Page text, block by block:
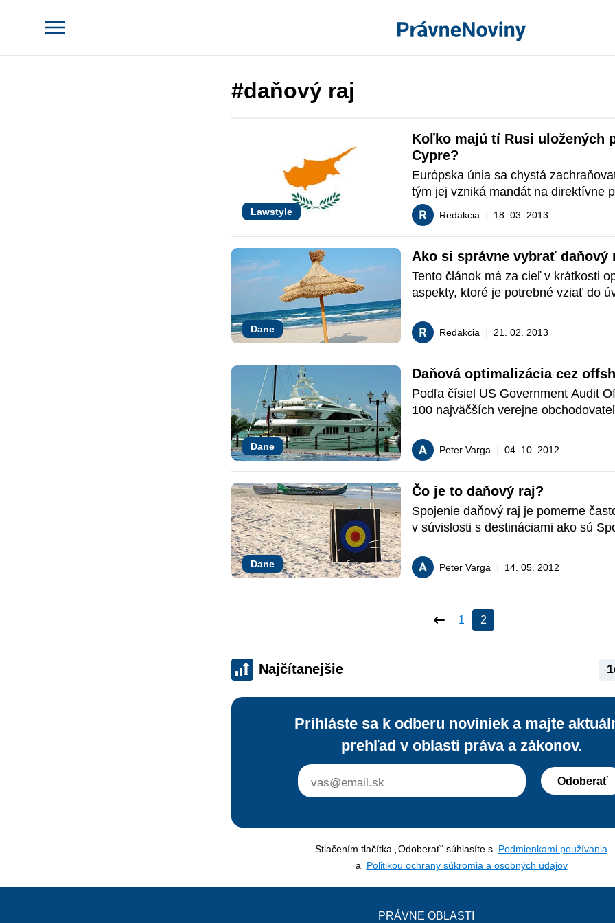
#daňový raj
Lawstyle
Koľko majú tí Rusi uložených
Cypre?
Európska únia sa chystá
tým jej vzniká mandát na direktívne
Cyprus, ktorý sa tak musí prispôsobiť
požiadavkám Európskej únie,
oblasti daní a finančných tokov. Aj
Cyperčania sa musia podieľať
odvodom na vklady na bankových
výške 6,75%, resp. 9%. V médiách
že zachraňujeme ruských milionárov,
majú uložené vysoké finančné sumy.
sčasti na túto problematiku v tomto
spravodajskom článku.
Redakcia 18. 03. 2013
Dane
Ako si správne vybrať daňový
Tento článok má za cieľ v krátkosti
aspekty, ktoré je potrebné vziať do
Redakcia 21. 02. 2013
Dane
Daňová optimalizácia cez
Podľa čísiel US Government Audit
100 najväčších verejne
aspoň jednu zo svojich dcérskych
situovanú v nejakom daňovom raji. V
kráľovstve je podľa najnovšieho
toto číslo ešte vyššie – 98 zo 100.
MLS optimalizujú radi a veľmi
tomto článku sa teda pozrieme na to
Peter Varga 04. 10. 2012
Dane
Čo je to daňový raj?
Spojenie daňový raj je pomerne
v súvislosti s destináciami ako sú
Seychely, či Panenské ostrovy. Z
zrejmé, že sa jedná o krajiny, ktoré sú
vôbec nejakým). Každý podnikateľ
prirodzene platiť čo najmenej daní.
Peter Varga 14. 05. 2012
1 2
Najčítanejšie
Prihláste sa k odberu noviniek a majte
prehľad v oblasti práva a zákonov.
Odoberať
Stlačením tlačítka „Odoberať“ súhlasíte s Podmienkami používania
a Politikou ochrany súkromia a osobných údajov
PRÁVNE OBLASTI